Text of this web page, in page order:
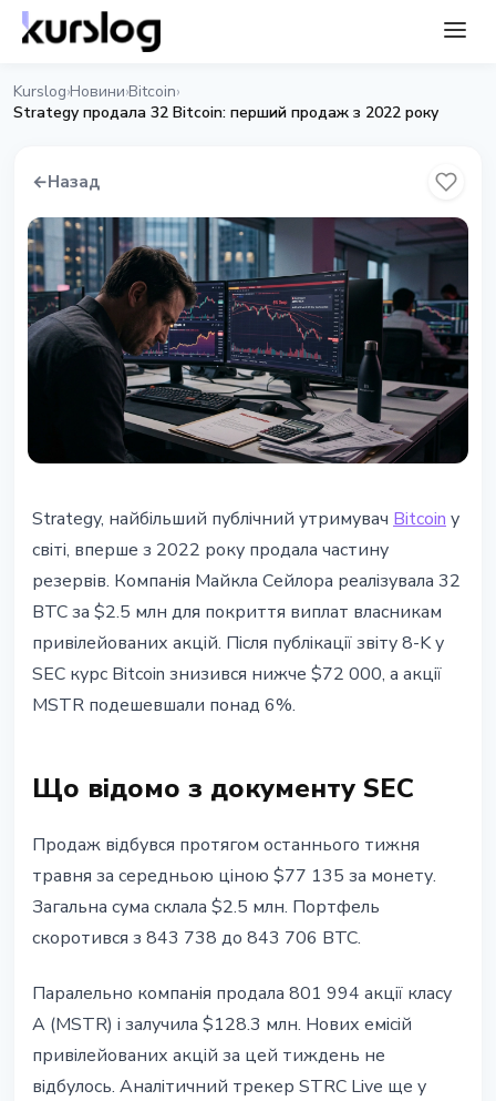
Kurslog›Новини›Bitcoin›
Strategy продала 32 Bitcoin: перший продаж з 2022 року
←Назад
Strategy продала 32 Bitcoin:
перший продаж з 2022 року, акції
впали на 6%
1 червня 2026 р. 3 хв читання
Наталія Дорофєєва
Strategy, найбільший публічний утримувач Bitcoin у
світі, вперше з 2022 року продала частину
резервів. Компанія Майкла Сейлора реалізувала 32
BTC за $2.5 млн для покриття виплат власникам
привілейованих акцій. Після публікації звіту 8-K у
SEC курс Bitcoin знизився нижче $72 000, а акції
MSTR подешевшали понад 6%.
Що відомо з документу SEC
Продаж відбувся протягом останнього тижня
травня за середньою ціною $77 135 за монету.
Загальна сума склала $2.5 млн. Портфель
скоротився з 843 738 до 843 706 BTC.
Паралельно компанія продала 801 994 акції класу
A (MSTR) і залучила $128.3 млн. Нових емісій
привілейованих акцій за цей тиждень не
відбулось. Аналітичний трекер STRC Live ще у